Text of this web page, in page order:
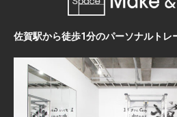
佐賀駅から徒歩1分のパーソナルトレ